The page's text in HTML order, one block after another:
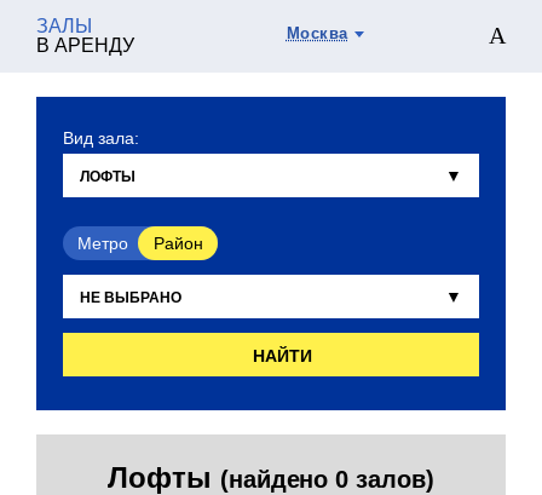
ЗАЛЫ
В АРЕНДУ
Москва
Вид зала:
Метро Район
НАЙТИ
Лофты (найдено 0 залов)